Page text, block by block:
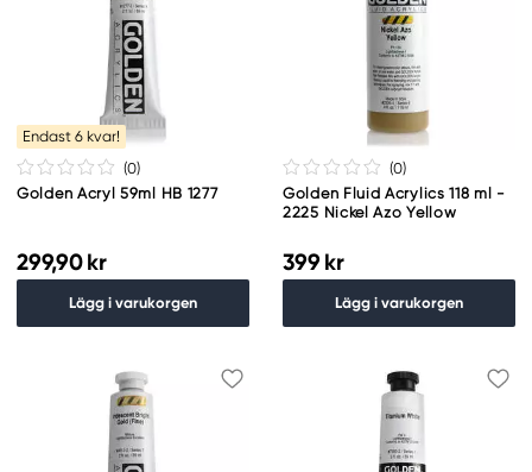
Endast 6 kvar!
(0)
Golden Acryl 59ml HB 1277
299,90 kr
Lägg i varukorgen
(0)
Golden Fluid Acrylics 118 ml -
2225 Nickel Azo Yellow
399 kr
Lägg i varukorgen